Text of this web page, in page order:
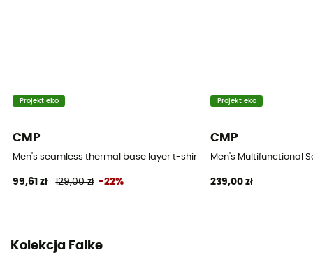
Materiały
élasthanne
Isolant / Respirant
Projekt eko
CMP
Men's seamless thermal base layer t-shirt - Bielizna termiczna
99,61 zł 129,00 zł -22%
Projekt eko
CMP
Men's Multifunctional
239,00 zł
Kolekcja Falke